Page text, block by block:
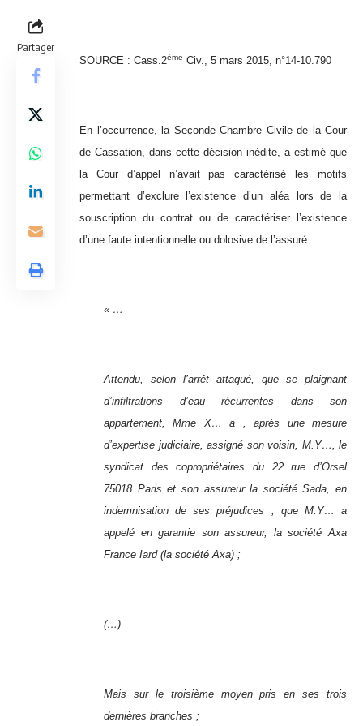
Partager
SOURCE : Cass.2ème Civ., 5 mars 2015, n°14-10.790
En l’occurrence, la Seconde Chambre Civile de la Cour
de Cassation, dans cette décision inédite, a estimé que
la Cour d’appel n’avait pas caractérisé les motifs
permettant d’exclure l’existence d’un aléa lors de la
souscription du contrat ou de caractériser l’existence
d’une faute intentionnelle ou dolosive de l’assuré:
« …
Attendu, selon l’arrêt attaqué, que se plaignant
d’infiltrations d’eau récurrentes dans son
appartement, Mme X… a , après une mesure
d’expertise judiciaire, assigné son voisin, M.Y…, le
syndicat des copropriétaires du 22 rue d’Orsel
75018 Paris et son assureur la société Sada, en
indemnisation de ses préjudices ; que M.Y… a
appelé en garantie son assureur, la société Axa
France Iard (la société Axa) ;
(…)
Mais sur le troisième moyen pris en ses trois
dernières branches ;